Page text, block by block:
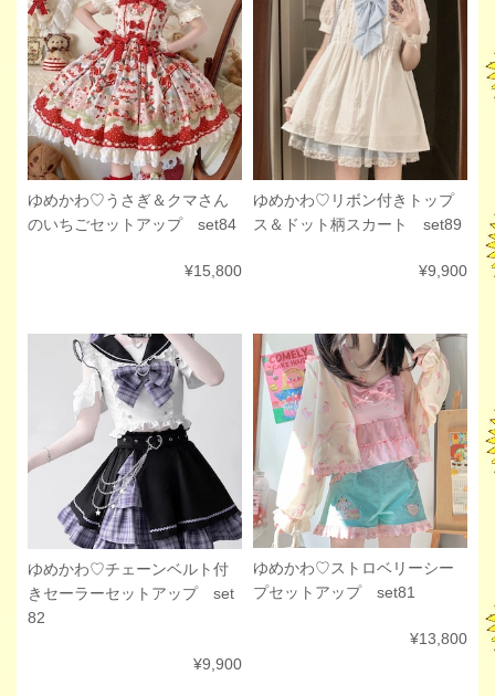
ゆめかわ♡うさぎ＆クマさん
のいちごセットアップ set84
¥15,800
ゆめかわ♡リボン付きトップ
ス＆ドット柄スカート set89
¥9,900
ゆめかわ♡チェーンベルト付
きセーラーセットアップ set
82
¥9,900
ゆめかわ♡ストロベリーシー
プセットアップ set81
¥13,800